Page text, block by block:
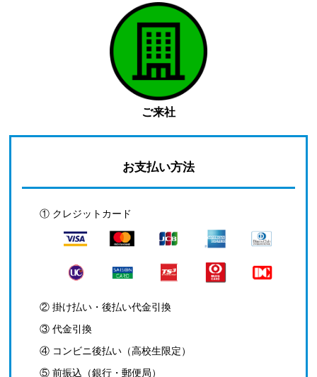
ご来社
お支払い方法
① クレジットカード
② 掛け払い・後払い代金引換
③ 代金引換
④ コンビニ後払い（高校生限定）
⑤ 前振込（銀行・郵便局）